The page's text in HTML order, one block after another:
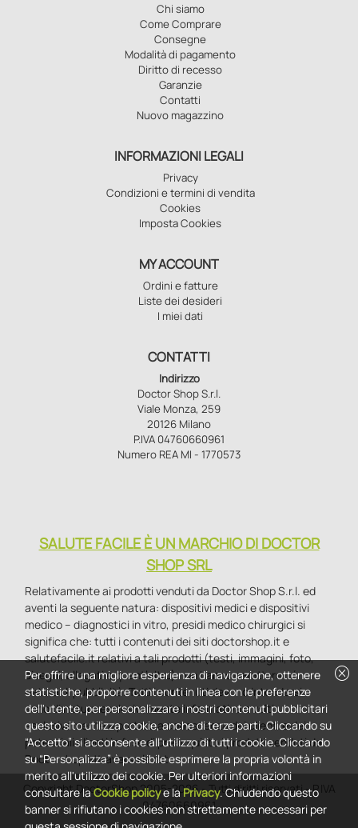
Chi siamo
Come Comprare
Consegne
Modalità di pagamento
Diritto di recesso
Garanzie
Contatti
Nuovo magazzino
INFORMAZIONI LEGALI
Privacy
Condizioni e termini di vendita
Cookies
Imposta Cookies
MY ACCOUNT
Ordini e fatture
Liste dei desideri
I miei dati
CONTATTI
Indirizzo
Doctor Shop S.r.l.
Viale Monza, 259
20126 Milano
P.IVA 04760660961
Numero REA MI - 1770573
SALUTE FACILE È UN MARCHIO DI DOCTOR
SHOP SRL
Relativamente ai prodotti venduti da Doctor Shop S.r.l. ed
aventi la seguente natura: dispositivi medici e dispositivi
medico – diagnostici in vitro, presidi medico chirurgici si
significa che: tutti i contenuti dei siti doctorshop.it e
salutefacile.it relativi a tali prodotti (testi, immagini, foto,
disegni, allegati e quant’altro) non hanno carattere né
natura di pubblicità. Tutti i contenuti devono intendersi e
sono di natura esclusivamente informativa e volti
esclusivamente a portare a conoscenza dei clienti e dei
potenziali clienti in fase di preacquisto i prodotti venduti da
Doctorshop attraverso la rete.
Copyright DoctorShop 2005-2026 - Tutti diritti riservati - P.IVA
04760660961
cancel
Per offrire una migliore esperienza di navigazione, ottenere
statistiche, proporre contenuti in linea con le preferenze
dell'utente, per personalizzare i nostri contenuti pubblicitari
questo sito utilizza cookie, anche di terze parti. Cliccando su
“Accetto” si acconsente all'utilizzo di tutti i cookie. Cliccando
su “Personalizza” è possibile esprimere la propria volontà in
merito all'utilizzo dei cookie. Per ulteriori informazioni
consultare la Cookie policye la Privacy. Chiudendo questo
banner si rifiutano i cookies non strettamente necessari per